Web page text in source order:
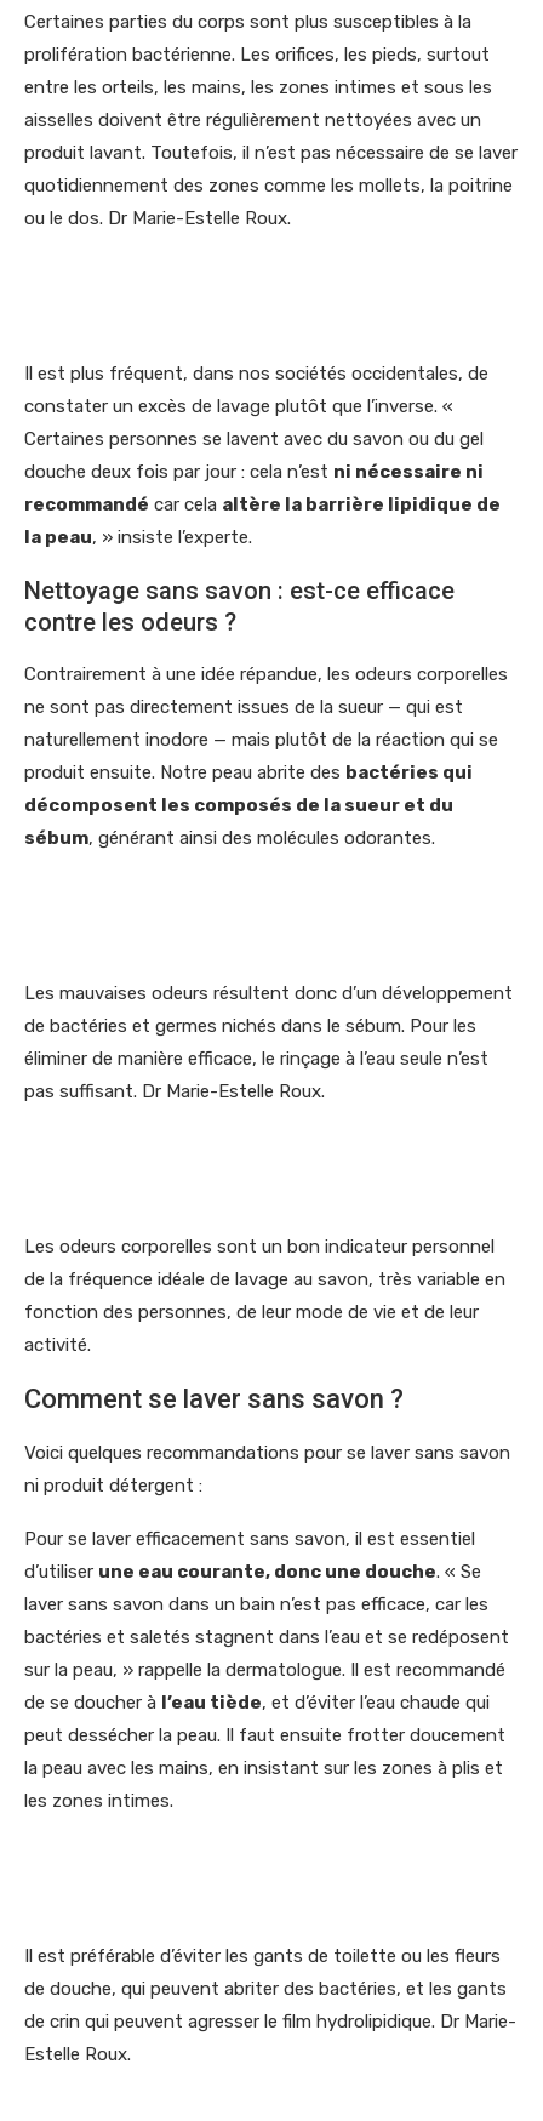
Certaines parties du corps sont plus susceptibles à la
prolifération bactérienne. Les orifices, les pieds, surtout
entre les orteils, les mains, les zones intimes et sous les
aisselles doivent être régulièrement nettoyées avec un
produit lavant. Toutefois, il n’est pas nécessaire de se laver
quotidiennement des zones comme les mollets, la poitrine
ou le dos. Dr Marie-Estelle Roux.
Il est plus fréquent, dans nos sociétés occidentales, de
constater un excès de lavage plutôt que l’inverse. «
Certaines personnes se lavent avec du savon ou du gel
douche deux fois par jour : cela n’est ni nécessaire ni
recommandé car cela altère la barrière lipidique de
la peau, » insiste l’experte.
Nettoyage sans savon : est-ce efficace
contre les odeurs ?
Contrairement à une idée répandue, les odeurs corporelles
ne sont pas directement issues de la sueur — qui est
naturellement inodore — mais plutôt de la réaction qui se
produit ensuite. Notre peau abrite des bactéries qui
décomposent les composés de la sueur et du
sébum, générant ainsi des molécules odorantes.
Les mauvaises odeurs résultent donc d’un développement
de bactéries et germes nichés dans le sébum. Pour les
éliminer de manière efficace, le rinçage à l’eau seule n’est
pas suffisant. Dr Marie-Estelle Roux.
Les odeurs corporelles sont un bon indicateur personnel
de la fréquence idéale de lavage au savon, très variable en
fonction des personnes, de leur mode de vie et de leur
activité.
Comment se laver sans savon ?
Voici quelques recommandations pour se laver sans savon
ni produit détergent :
Pour se laver efficacement sans savon, il est essentiel
d’utiliser une eau courante, donc une douche. « Se
laver sans savon dans un bain n’est pas efficace, car les
bactéries et saletés stagnent dans l’eau et se redéposent
sur la peau, » rappelle la dermatologue. Il est recommandé
de se doucher à l’eau tiède, et d’éviter l’eau chaude qui
peut dessécher la peau. Il faut ensuite frotter doucement
la peau avec les mains, en insistant sur les zones à plis et
les zones intimes.
Il est préférable d’éviter les gants de toilette ou les fleurs
de douche, qui peuvent abriter des bactéries, et les gants
de crin qui peuvent agresser le film hydrolipidique. Dr Marie-
Estelle Roux.